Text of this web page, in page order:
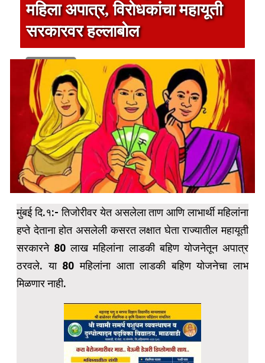
महिला अपात्र, विरोधकांचा महायूती
सरकारवर हल्लाबोल
1 min read
मुंबई दि.१:- तिजोरीवर येत असलेला ताण आणि लाभार्थी महिलांना
हप्ते देताना होत असलेली कसरत लक्षात घेता राज्यातील महायूती
सरकारने 80 लाख महिलांना लाडकी बहिण योजनेतून अपात्र
ठरवले. या 80 महिलांना आता लाडकी बहिण योजनेचा लाभ
मिळणार नाही.